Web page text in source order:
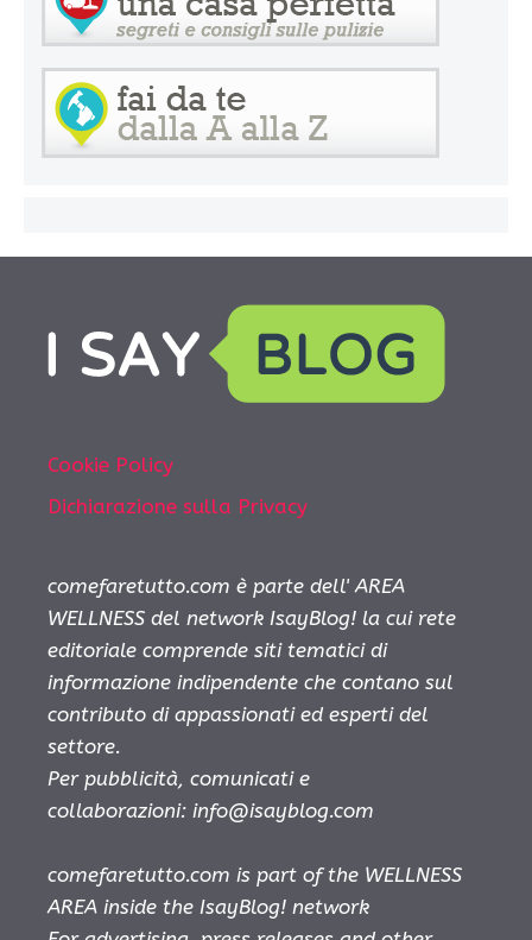
Cookie Policy
Dichiarazione sulla Privacy
comefaretutto.com è parte dell' AREA
WELLNESS del network IsayBlog! la cui rete
editoriale comprende siti tematici di
informazione indipendente che contano sul
contributo di appassionati ed esperti del
settore.
Per pubblicità, comunicati e
collaborazioni: info@isayblog.com
comefaretutto.com is part of the WELLNESS
AREA inside the IsayBlog! network